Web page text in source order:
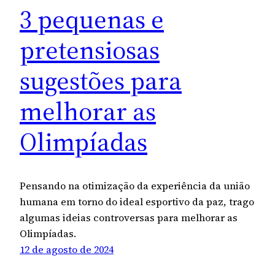
3 pequenas e
pretensiosas
sugestões para
melhorar as
Olimpíadas
Pensando na otimização da experiência da união
humana em torno do ideal esportivo da paz, trago
algumas ideias controversas para melhorar as
Olimpíadas.
12 de agosto de 2024